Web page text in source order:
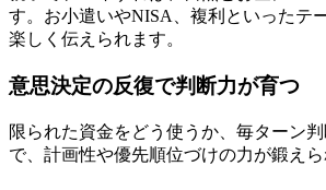
す。お小遣いやNISA、複利といったテ
楽しく伝えられます。
意思決定の反復で判断力が育つ
限られた資金をどう使うか、毎ターン
で、計画性や優先順位づけの力が鍛えら